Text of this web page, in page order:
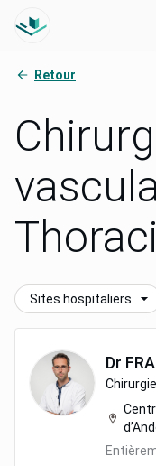
Retour
Sites hospitaliers
Dr